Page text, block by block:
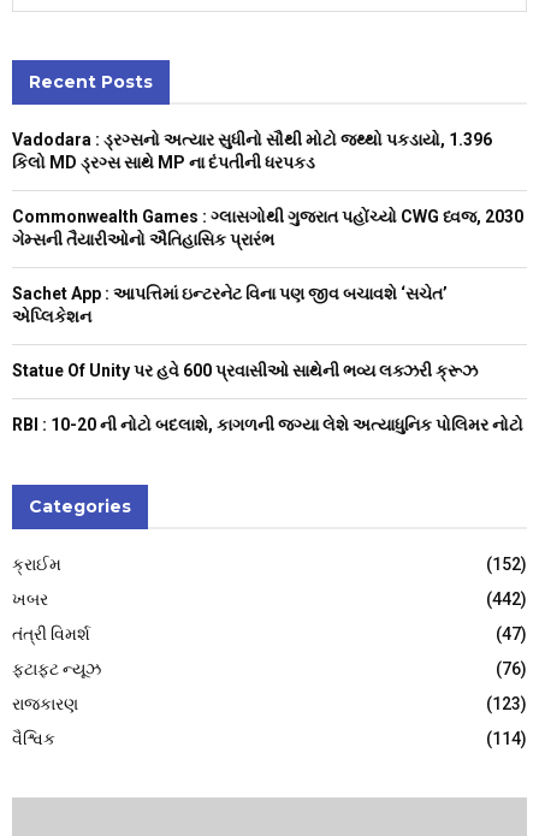
h
o
C
Recent Posts
Vadodara : ડ્રગ્સનો અત્યાર સુધીનો સૌથી મોટો જથ્થો પકડાયો, 1.396
કિલો MD ડ્રગ્સ સાથે MP ના દંપતીની ધરપકડ
Commonwealth Games : ગ્લાસગોથી ગુજરાત પહોંચ્યો CWG ધ્વજ, 2030
ગેમ્સની તૈયારીઓનો ઐતિહાસિક પ્રારંભ
Sachet App : આપત્તિમાં ઇન્ટરનેટ વિના પણ જીવ બચાવશે ‘સચેત’
એપ્લિકેશન
Statue Of Unity પર હવે 600 પ્રવાસીઓ સાથેની ભવ્ય લક્ઝરી ક્રૂઝ
RBI : ₹10-20 ની નોટો બદલાશે, કાગળની જગ્યા લેશે અત્યાધુનિક પોલિમર નોટો
Categories
ક્રાઈમ
(152)
ખબર
(442)
તંત્રી વિમર્શ
(47)
ફટાફટ ન્યૂઝ
(76)
રાજકારણ
(123)
વૈશ્વિક
(114)